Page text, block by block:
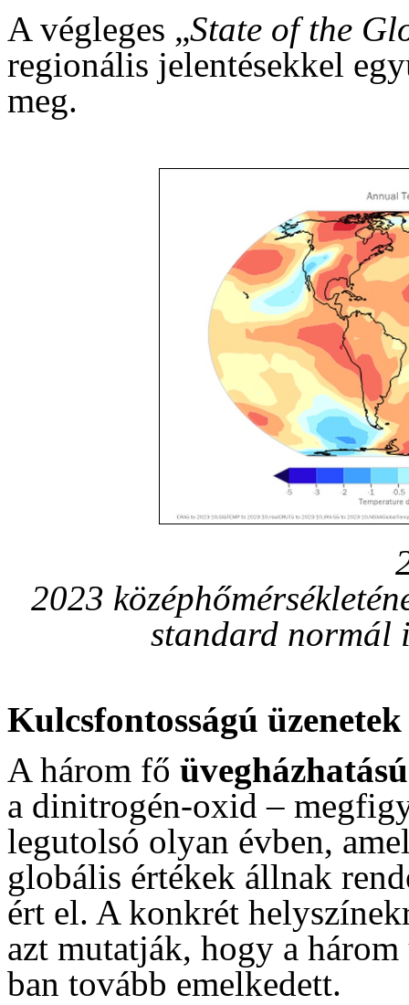
A végleges „State of the
regionális jelentésekkel
meg.
2023
standard normál
Kulcsfontosságú üzenetek
A három fő
a dinitrogén-oxid –
legutolsó olyan évben,
globális értékek állnak
ért el. A konkrét
azt mutatják, hogy a
ban tovább emelkedett.